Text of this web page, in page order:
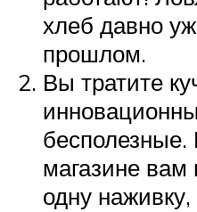
хлеб давно
прошлом.
Вы тратите
магазине
одну